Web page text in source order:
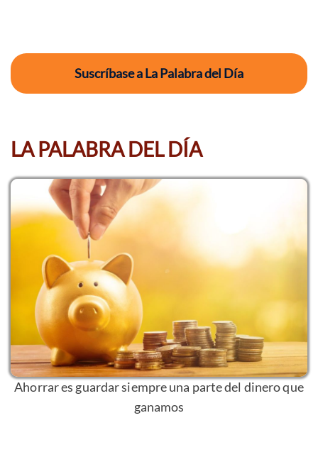
Suscríbase a La Palabra del Día
LA PALABRA DEL DÍA
Ahorrar es guardar siempre una parte del dinero que
ganamos